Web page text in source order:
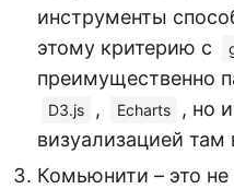
инструменты
этому критерию с
преимущественно
D3.js , Echarts
, но
визуализацией
Комьюнити – это